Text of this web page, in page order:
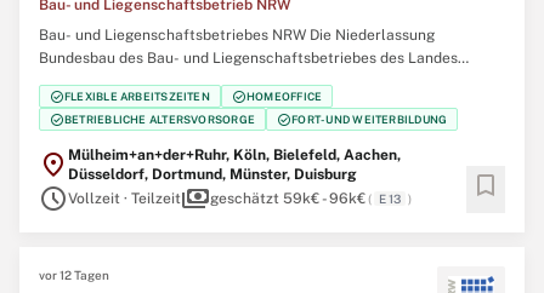
Bau- und Liegenschaftsbetrieb NRW
Bau- und Liegenschaftsbetriebes NRW Die Niederlassung
Bundesbau des Bau- und Liegenschaftsbetriebes des Landes
Nordrhein‑Westfalen (BLB NRW) sucht zum nächstmöglichen
Zeitpunkt eine Abteilungsleitung (w/m/d) Leitstellen NRW im
Bundesbau Der Bau- und Liegenschaftsbetrieb NRW ist Eigentümer,
check_circleFLEXIBLE ARBEITSZEITEN check_circleHOMEOFFICE
check_circleBETRIEBLICHE ALTERSVORSORGE check_circleFORT- UND WEITERBILDUNG
location_on Mülheim+an+der+Ruhr, Köln, Bielefeld, Aachen,
Düsseldorf, Dortmund, Münster, Duisburg
scheduleVollzeit · Teilzeitpaymentsgeschätzt 59k€ - 96k€( E 13 ) bookmark
vor 12 Tagen